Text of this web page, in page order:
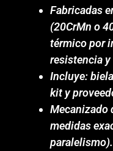
Fabricadas
(20CrMn o
térmico por
resistencia
Incluye:
kit y
Mecanizado
medidas
paralelismo).